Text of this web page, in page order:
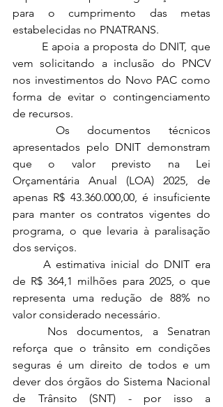
para o cumprimento das metas
estabelecidas no PNATRANS.
vem solicitando a inclusão do PNCV
nos investimentos do Novo PAC como
forma de evitar o contingenciamento
de recursos.
apresentados pelo DNIT demonstram
que o valor previsto na Lei
Orçamentária Anual (LOA) 2025, de
apenas R$ 43.360.000,00, é insuficiente
para manter os contratos vigentes do
programa, o que levaria à paralisação
dos serviços.
de R$ 364,1 milhões para 2025, o que
representa uma redução de 88% no
valor considerado necessário.
reforça que o trânsito em condições
seguras é um direito de todos e um
dever dos órgãos do Sistema Nacional
de Trânsito (SNT) - por isso a